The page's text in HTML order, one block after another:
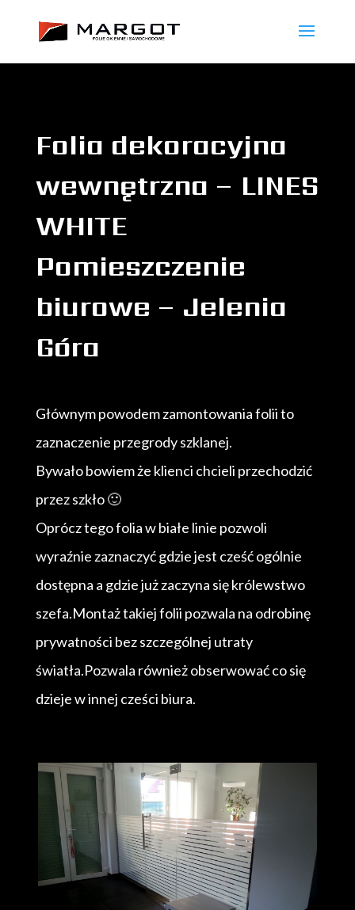
Folia dekoracyjna
wewnętrzna – LINES
WHITE
Pomieszczenie
biurowe – Jelenia
Góra
Głównym powodem zamontowania folii to
zaznaczenie przegrody szklanej.
Bywało bowiem że klienci chcieli przechodzić
przez szkło 🙂
Oprócz tego folia w białe linie pozwoli
wyraźnie zaznaczyć gdzie jest cześć ogólnie
dostępna a gdzie już zaczyna się królewstwo
szefa.Montaż takiej folii pozwala na odrobinę
prywatności bez szczególnej utraty
światła.Pozwala również obserwować co się
dzieje w innej cześci biura.